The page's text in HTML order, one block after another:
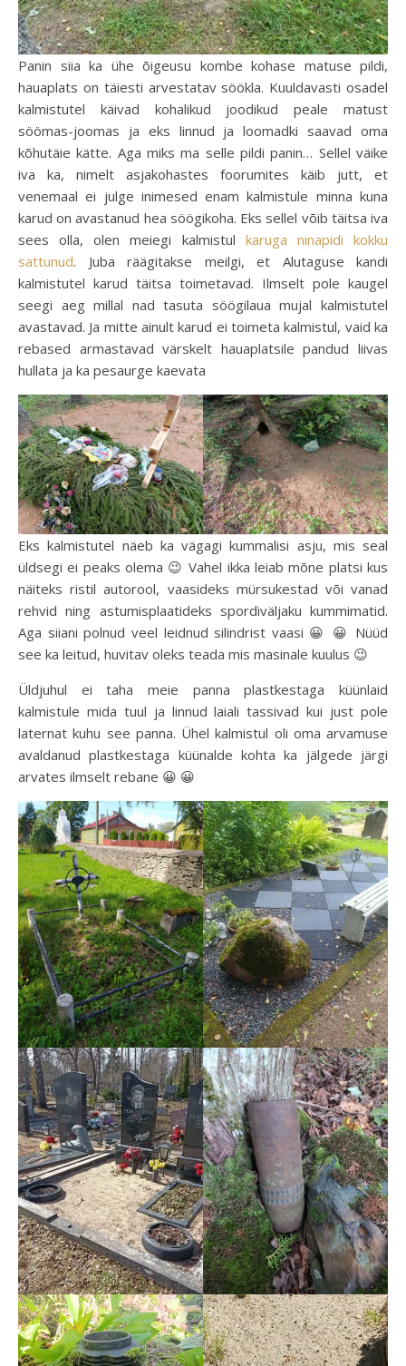
Panin siia ka ühe õigeusu kombe kohase matuse pildi,
hauaplats on täiesti arvestatav söökla. Kuuldavasti osadel
kalmistutel käivad kohalikud joodikud peale matust
söömas-joomas ja eks linnud ja loomadki saavad oma
kõhutäie kätte. Aga miks ma selle pildi panin… Sellel väike
iva ka, nimelt asjakohastes foorumites käib jutt, et
venemaal ei julge inimesed enam kalmistule minna kuna
karud on avastanud hea söögikoha. Eks sellel võib täitsa iva
sees olla, olen meiegi kalmistul karuga ninapidi kokku
sattunud. Juba räägitakse meilgi, et Alutaguse kandi
kalmistutel karud täitsa toimetavad. Ilmselt pole kaugel
seegi aeg millal nad tasuta söögilaua mujal kalmistutel
avastavad. Ja mitte ainult karud ei toimeta kalmistul, vaid ka
rebased armastavad värskelt hauaplatsile pandud liivas
hullata ja ka pesaurge kaevata
Eks kalmistutel näeb ka vägagi kummalisi asju, mis seal
üldsegi ei peaks olema 😉 Vahel ikka leiab mõne platsi kus
näiteks ristil autorool, vaasideks mürsukestad või vanad
rehvid ning astumisplaatideks spordiväljaku kummimatid.
Aga siiani polnud veel leidnud silindrist vaasi 😀 😀 Nüüd
see ka leitud, huvitav oleks teada mis masinale kuulus 😉
Üldjuhul ei taha meie panna plastkestaga küünlaid
kalmistule mida tuul ja linnud laiali tassivad kui just pole
laternat kuhu see panna. Ühel kalmistul oli oma arvamuse
avaldanud plastkestaga küünalde kohta ka jälgede järgi
arvates ilmselt rebane 😀 😀